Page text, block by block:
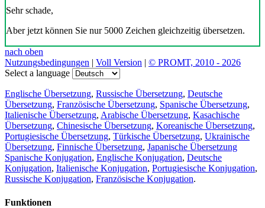
Sehr schade,
Aber jetzt können Sie nur 5000 Zeichen gleichzeitig übersetzen.
nach oben
Nutzungsbedingungen | Voll Version | © PROMT, 2010 - 2026
Select a language
Englische Übersetzung, Russische Übersetzung, Deutsche
Übersetzung, Französische Übersetzung, Spanische Übersetzung,
Italienische Übersetzung, Arabische Übersetzung, Kasachische
Übersetzung, Chinesische Übersetzung, Koreanische Übersetzung,
Portugiesische Übersetzung, Türkische Übersetzung, Ukrainische
Übersetzung, Finnische Übersetzung, Japanische Übersetzung
Spanische Konjugation, Englische Konjugation, Deutsche
Konjugation, Italienische Konjugation, Portugiesische Konjugation,
Russische Konjugation, Französische Konjugation.
Funktionen